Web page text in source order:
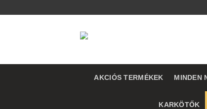
AKCIÓS TERMÉKEK MINDEN
KARKÖTŐK